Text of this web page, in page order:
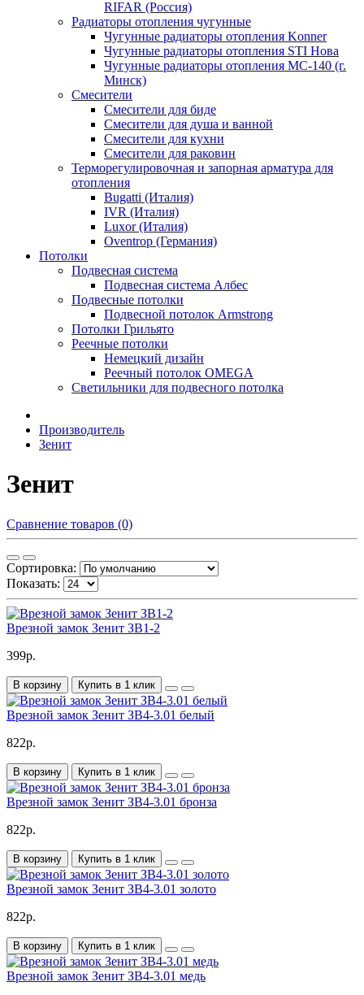
RIFAR (Россия)
Радиаторы отопления чугунные
Чугунные радиаторы отопления Konner
Чугунные радиаторы отопления STI Нова
Чугунные радиаторы отопления МС-140 (г.
Минск)
Смесители
Смесители для биде
Смесители для душа и ванной
Смесители для кухни
Смесители для раковин
Терморегулировочная и запорная арматура для
отопления
Bugatti (Италия)
IVR (Италия)
Luxor (Италия)
Oventrop (Германия)
Потолки
Подвесная система
Подвесная система Албес
Подвесные потолки
Подвесной потолок Armstrong
Потолки Грильято
Реечные потолки
Немецкий дизайн
Реечный потолок OMEGA
Светильники для подвесного потолка
Производитель
Зенит
Зенит
Сравнение товаров (0)
Сортировка:
Показать:
Врезной замок Зенит ЗВ1-2
399р.
В корзину Купить в 1 клик
Врезной замок Зенит ЗВ4-3.01 белый
822р.
В корзину Купить в 1 клик
Врезной замок Зенит ЗВ4-3.01 бронза
822р.
В корзину Купить в 1 клик
Врезной замок Зенит ЗВ4-3.01 золото
822р.
В корзину Купить в 1 клик
Врезной замок Зенит ЗВ4-3.01 медь